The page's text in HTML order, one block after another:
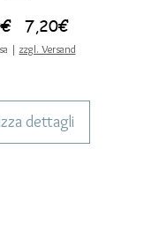
Prezzo
regolare
7,20€Prezzo
scontato
| zzgl. Versand
dettagli